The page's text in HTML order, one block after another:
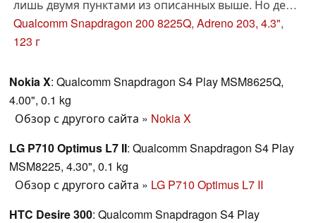
лишь двумя пунктами из описанных выше. Но дела
меняются к лучшему! Качественный 4.3-дюймовый
экран, четырёхъядерный процессор, низкая цена...
сегодняшего обзора, HTC Desire 500.
Qualcomm Snapdragon 200 8225Q, Adreno 203, 4.3",
123 г
Nokia X: Qualcomm Snapdragon S4 Play MSM8625Q,
4.00", 0.1 kg
Обзор с другого сайта » Nokia X
LG P710 Optimus L7 II: Qualcomm Snapdragon S4 Play
MSM8225, 4.30", 0.1 kg
Обзор с другого сайта » LG P710 Optimus L7 II
HTC Desire 300: Qualcomm Snapdragon S4 Play